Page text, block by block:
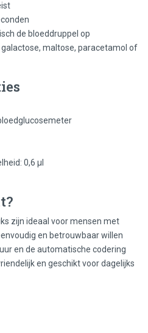
de bloeddruppel op
maltose, paracetamol of
0,6 µl
zijn ideaal voor mensen met
en betrouwbaar willen
en de automatische codering
en geschikt voor dagelijks